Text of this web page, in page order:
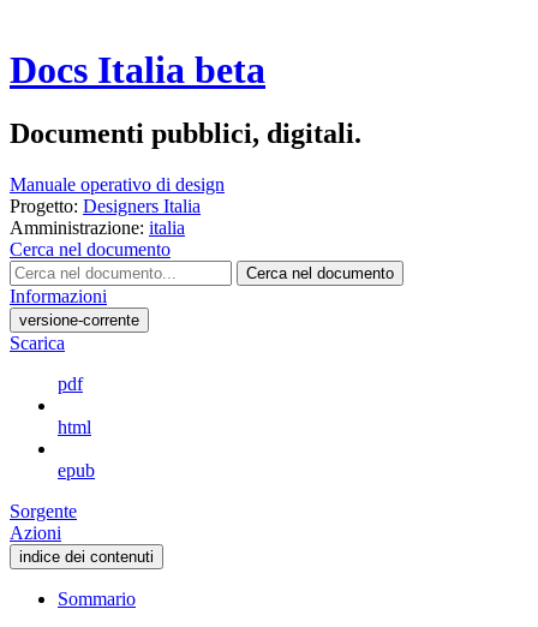
Docs Italia beta
Documenti pubblici, digitali.
Manuale operativo di design
Progetto: Designers Italia
Amministrazione: italia
Cerca nel documento
Cerca nel documento
Informazioni
versione-corrente
Scarica
pdf
html
epub
Sorgente
Azioni
indice dei contenuti
Sommario